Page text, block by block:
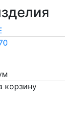
корзину